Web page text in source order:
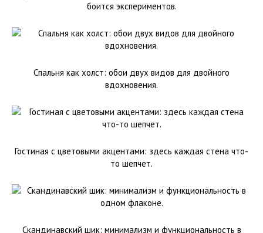
боится экспериментов.
Спальня как холст: обои двух видов для двойного
вдохновения.
Гостиная с цветовыми акцентами: здесь каждая стена что-
то шепчет.
Скандинавский шик: минимализм и функциональность в